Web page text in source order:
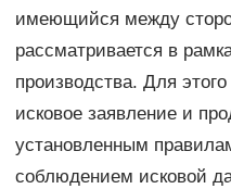
имеющийся между
рассматривается в
производства. Для
исковое заявление и
установленным
соблюдением исковой